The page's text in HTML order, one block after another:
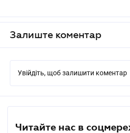
Залиште коментар
Увійдіть, щоб залишити коментар
Читайте нас в